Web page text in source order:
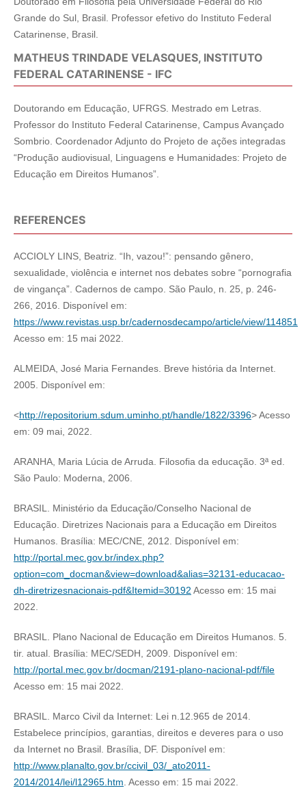
Grande do Sul, Brasil. Professor efetivo do Instituto Federal
Catarinense, Brasil.
MATHEUS TRINDADE VELASQUES, INSTITUTO
FEDERAL CATARINENSE - IFC
Doutorando em Educação, UFRGS. Mestrado em Letras.
Professor do Instituto Federal Catarinense, Campus Avançado
Sombrio. Coordenador Adjunto do Projeto de ações integradas
“Produção audiovisual, Linguagens e Humanidades: Projeto de
Educação em Direitos Humanos”.
REFERENCES
ACCIOLY LINS, Beatriz. “Ih, vazou!”: pensando gênero,
sexualidade, violência e internet nos debates sobre “pornografia
de vingança”. Cadernos de campo. São Paulo, n. 25, p. 246-
266, 2016. Disponível em:
https://www.revistas.usp.br/cadernosdecampo/article/view/114851
Acesso em: 15 mai 2022.
ALMEIDA, José Maria Fernandes. Breve história da Internet.
2005. Disponível em:
<http://repositorium.sdum.uminho.pt/handle/1822/3396> Acesso
em: 09 mai, 2022.
ARANHA, Maria Lúcia de Arruda. Filosofia da educação. 3ª ed.
São Paulo: Moderna, 2006.
BRASIL. Ministério da Educação/Conselho Nacional de
Educação. Diretrizes Nacionais para a Educação em Direitos
Humanos. Brasília: MEC/CNE, 2012. Disponível em:
http://portal.mec.gov.br/index.php?
option=com_docman&view=download&alias=32131-educacao-
dh-diretrizesnacionais-pdf&Itemid=30192 Acesso em: 15 mai
2022.
BRASIL. Plano Nacional de Educação em Direitos Humanos. 5.
tir. atual. Brasília: MEC/SEDH, 2009. Disponível em:
http://portal.mec.gov.br/docman/2191-plano-nacional-pdf/file
Acesso em: 15 mai 2022.
BRASIL. Marco Civil da Internet: Lei n.12.965 de 2014.
Estabelece princípios, garantias, direitos e deveres para o uso
da Internet no Brasil. Brasília, DF. Disponível em:
http://www.planalto.gov.br/ccivil_03/_ato2011-
2014/2014/lei/l12965.htm. Acesso em: 15 mai 2022.